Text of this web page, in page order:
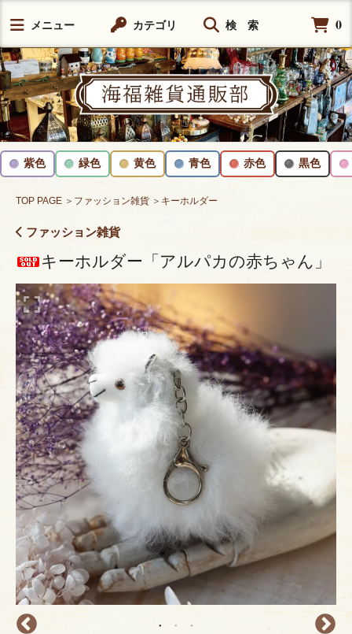
メニュー カテゴリ 検 索 0
紫色 緑色 黄色 青色 赤色 黒色
TOP PAGE ＞ファッション雑貨 ＞キーホルダー
ファッション雑貨
キーホルダー「アルパカの赤ちゃん」